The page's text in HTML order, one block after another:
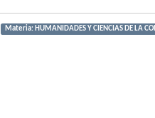
Materia: HUMANIDADES Y CIENCIAS DE LA